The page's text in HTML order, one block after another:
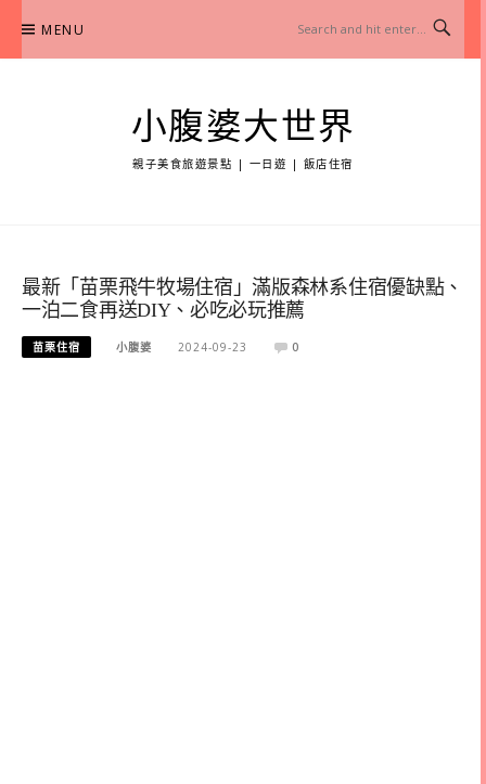
content
MENU
小腹婆大世界
親子美食旅遊景點 | 一日遊 | 飯店住宿
最新「苗栗飛牛牧場住宿」滿版森林系住宿優缺點、
一泊二食再送DIY、必吃必玩推薦
苗栗住宿 小腹婆 2024-09-23 0